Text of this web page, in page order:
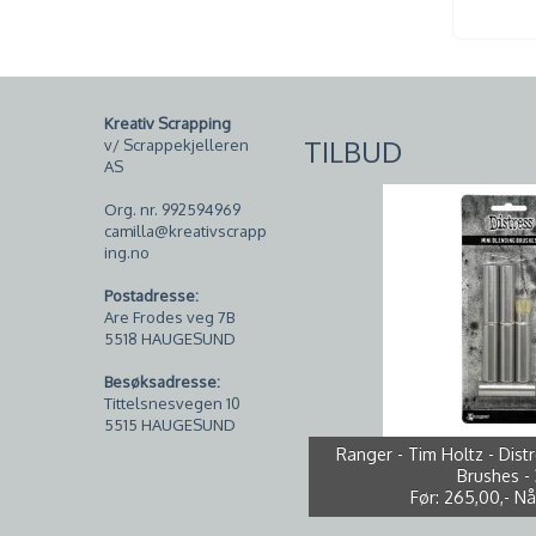
Kreativ Scrapping
v/ Scrappekjelleren
AS
Org. nr. 992594969
camilla@kreativscrapp
ing.no
Postadresse:
Are Frodes veg 7B
5518 HAUGESUND
Besøksadresse:
Tittelsnesvegen 10
5515 HAUGESUND
TILBUD
Ranger - Tim Holtz -
Brushes -
Før: 265,00,-
Studio Light - PS46 -
250g - 10pk *NB -
Før:99,00,-
Bazzill - Smoothies -
*Brettskade midt på
Før:10,00,-
Tim Holtz - Mini Distress
260,00,-
Papirdesign Dies PD
259,00,-